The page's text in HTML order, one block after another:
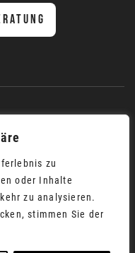
zu
oder Inhalte
zu analysieren.
stimmen Sie der
Datenschutz